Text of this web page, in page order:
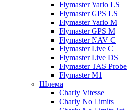
Flymaster Vario LS
Flymaster GPS LS
Flymaster Vario M
Flymaster GPS M
Flymaster NAV C
Flymaster Live C
Flymaster Live DS
Flymaster TAS Probe
Flymaster M1
Шлема
Charly Vitesse
Charly No Limits